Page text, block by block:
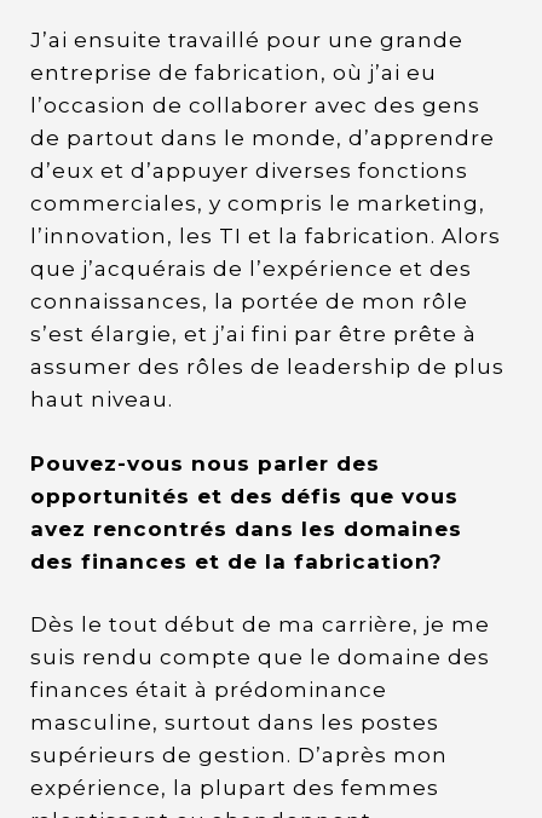
J’ai ensuite travaillé pour une grande
entreprise de fabrication, où j’ai eu
l’occasion de collaborer avec des gens
de partout dans le monde, d’apprendre
d’eux et d’appuyer diverses fonctions
commerciales, y compris le marketing,
l’innovation, les TI et la fabrication. Alors
que j’acquérais de l’expérience et des
connaissances, la portée de mon rôle
s’est élargie, et j’ai fini par être prête à
assumer des rôles de leadership de plus
haut niveau.
Pouvez-vous nous parler des
opportunités et des défis que vous
avez rencontrés dans les domaines
des finances et de la fabrication?
Dès le tout début de ma carrière, je me
suis rendu compte que le domaine des
finances était à prédominance
masculine, surtout dans les postes
supérieurs de gestion. D’après mon
expérience, la plupart des femmes